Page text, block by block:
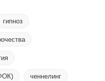
гипноз
ченнелинг